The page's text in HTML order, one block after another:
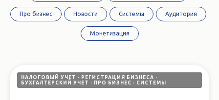
Про бизнес Новости Системы Аудитория
Монетизация
НАЛОГОВЫЙ УЧЕТ
РЕГИСТРАЦИЯ БИЗНЕСА
БУХГАЛТЕРСКИЙ УЧЕТ
ПРО БИЗНЕС СИСТЕМЫ